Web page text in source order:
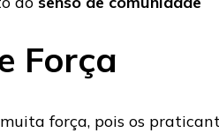
Força
força, pois os